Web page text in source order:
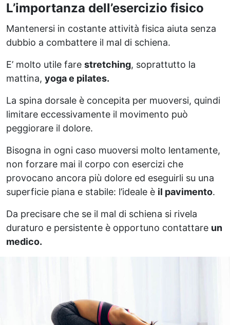
L’importanza dell’esercizio fisico
Mantenersi in costante attività fisica aiuta senza
dubbio a combattere il mal di schiena.
E’ molto utile fare stretching, soprattutto la
mattina, yoga e pilates.
La spina dorsale è concepita per muoversi, quindi
limitare eccessivamente il movimento può
peggiorare il dolore.
Bisogna in ogni caso muoversi molto lentamente,
non forzare mai il corpo con esercizi che
provocano ancora più dolore ed eseguirli su una
superficie piana e stabile: l’ideale è il pavimento.
Da precisare che se il mal di schiena si rivela
duraturo e persistente è opportuno contattare un
medico.